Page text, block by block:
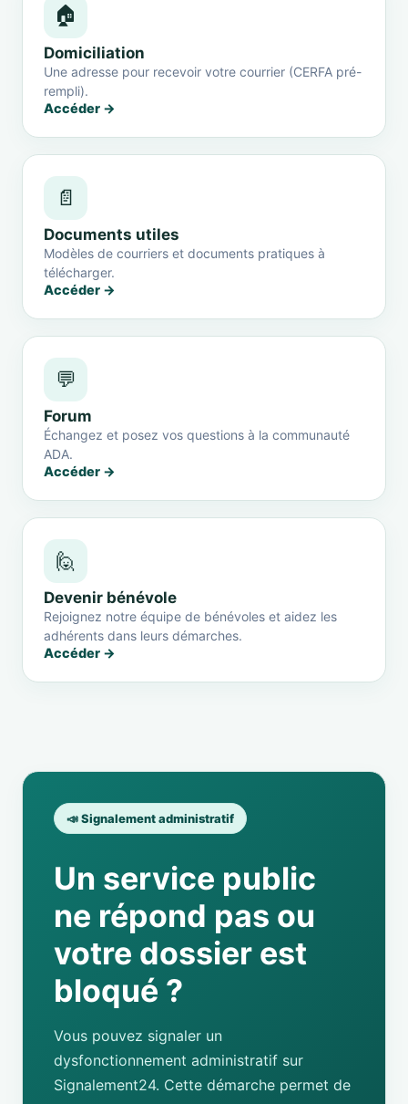
🏠
Domiciliation
Une adresse pour recevoir votre courrier (CERFA pré-
rempli).
Accéder →
📄
Documents utiles
Modèles de courriers et documents pratiques à
télécharger.
Accéder →
💬
Forum
Échangez et posez vos questions à la communauté
ADA.
Accéder →
🙋
Devenir bénévole
Rejoignez notre équipe de bénévoles et aidez les
adhérents dans leurs démarches.
Accéder →
📣 Signalement administratif
Un service public
ne répond pas ou
votre dossier est
bloqué ?
Vous pouvez signaler un
dysfonctionnement administratif sur
Signalement24. Cette démarche permet de